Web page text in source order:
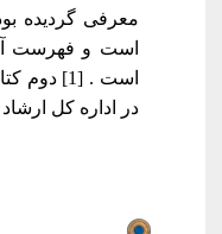
است و فهرست
است . [1]
در اداره کل ارشاد سبزوار که